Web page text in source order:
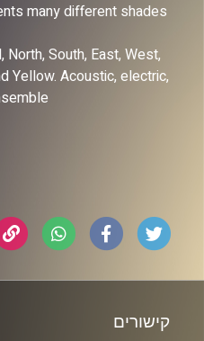
many different shades
North, South, East, West,
Yellow. Acoustic, electric,
קישורים